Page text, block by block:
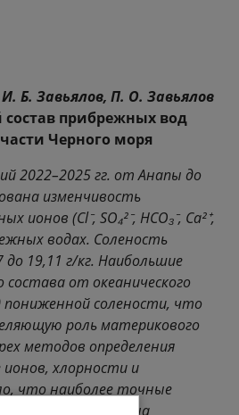
Б. Завьялов, П. О. Завьялов
прибрежных вод
Черного моря
2022–2025 гг. от Анапы до
изменчивость
ионов (Cl⁻, SO₄²⁻, HCO₃⁻, Ca²⁺,
водах. Соленость
19,11 г/кг. Наибольшие
от океанического
солености, что
роль материкового
методов определения
ионов, хлорности и
что наиболее точные
ионов. Установлена